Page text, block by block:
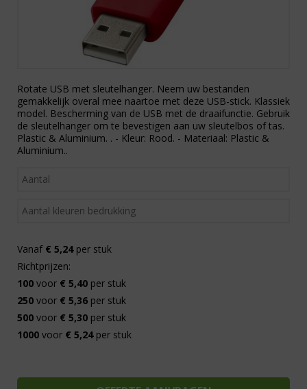
Rotate USB met sleutelhanger. Neem uw bestanden
gemakkelijk overal mee naartoe met deze USB-stick. Klassiek
model. Bescherming van de USB met de draaifunctie. Gebruik
de sleutelhanger om te bevestigen aan uw sleutelbos of tas.
Plastic & Aluminium. . - Kleur: Rood. - Materiaal: Plastic &
Aluminium..
Vanaf € 5,24per stuk
Richtprijzen:
100 voor € 5,40 per stuk
250 voor € 5,36 per stuk
500 voor € 5,30 per stuk
1000 voor € 5,24per stuk